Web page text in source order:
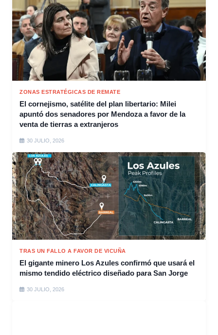
ZONAS ESTRATÉGICAS DE REMATE
El cornejismo, satélite del plan libertario: Milei
apuntó dos senadores por Mendoza a favor de la
venta de tierras a extranjeros
30 JULIO, 2026
TRAS UN FALLO A FAVOR DE VICUÑA
El gigante minero Los Azules confirmó que usará el
mismo tendido eléctrico diseñado para San Jorge
30 JULIO, 2026